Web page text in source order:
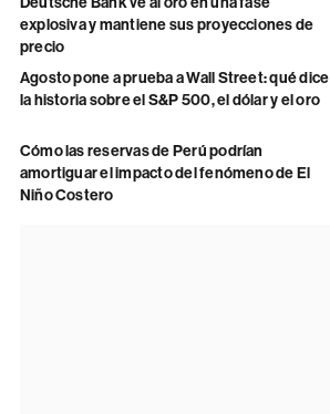
explosiva y mantiene sus proyecciones de
precio
Agosto pone a prueba a Wall Street: qué dice
la historia sobre el S&P 500, el dólar y el oro
Cómo las reservas de Perú podrían
amortiguar el impacto del fenómeno de El
Niño Costero